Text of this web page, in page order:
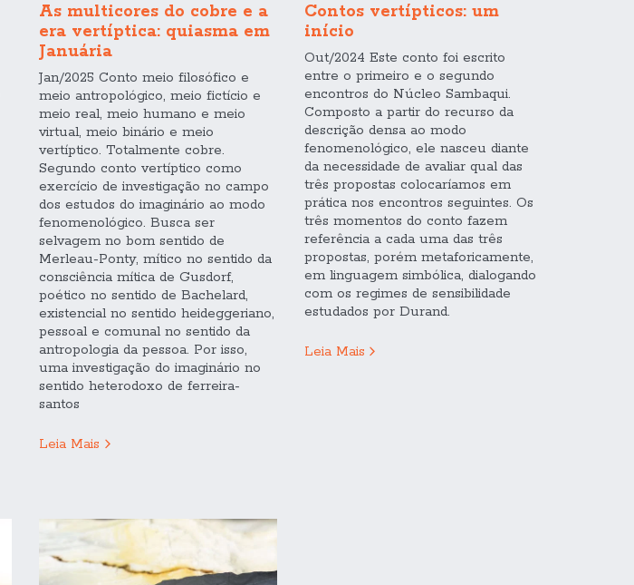
As multicores do cobre e a
era vertíptica: quiasma em
Januária
Jan/2025 Conto meio filosófico e
meio antropológico, meio fictício e
meio real, meio humano e meio
virtual, meio binário e meio
vertíptico. Totalmente cobre.
Segundo conto vertíptico como
exercício de investigação no campo
dos estudos do imaginário ao modo
fenomenológico. Busca ser
selvagem no bom sentido de
Merleau-Ponty, mítico no sentido da
consciência mítica de Gusdorf,
poético no sentido de Bachelard,
existencial no sentido heideggeriano,
pessoal e comunal no sentido da
antropologia da pessoa. Por isso,
uma investigação do imaginário no
sentido heterodoxo de ferreira-
santos
Leia Mais
Contos vertípticos: um
início
Out/2024 Este conto foi escrito
entre o primeiro e o segundo
encontros do Núcleo Sambaqui.
Composto a partir do recurso da
descrição densa ao modo
fenomenológico, ele nasceu diante
da necessidade de avaliar qual das
três propostas colocaríamos em
prática nos encontros seguintes. Os
três momentos do conto fazem
referência a cada uma das três
propostas, porém metaforicamente,
em linguagem simbólica, dialogando
com os regimes de sensibilidade
estudados por Durand.
Leia Mais